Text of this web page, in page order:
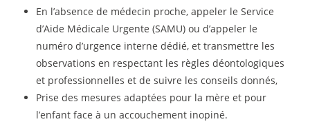
En l’absence de médecin proche, appeler le Service
d’Aide Médicale Urgente (SAMU) ou d’appeler le
numéro d’urgence interne dédié, et transmettre les
observations en respectant les règles déontologiques
et professionnelles et de suivre les conseils donnés,
Prise des mesures adaptées pour la mère et pour
l’enfant face à un accouchement inopiné.